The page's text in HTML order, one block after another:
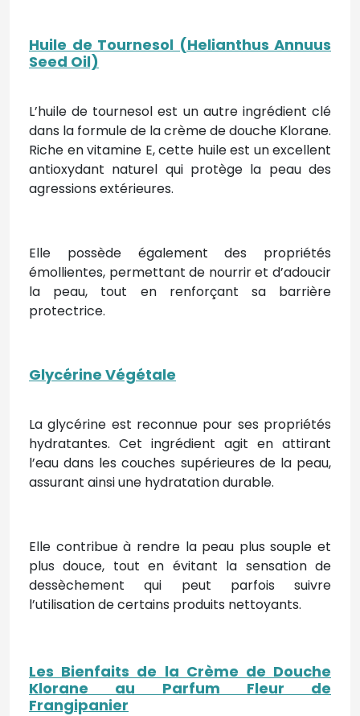
Huile de Tournesol (Helianthus Annuus
Seed Oil)
L’huile de tournesol est un autre ingrédient clé
dans la formule de la crème de douche Klorane.
Riche en vitamine E, cette huile est un excellent
antioxydant naturel qui protège la peau des
agressions extérieures.
Elle possède également des propriétés
émollientes, permettant de nourrir et d’adoucir
la peau, tout en renforçant sa barrière
protectrice.
Glycérine Végétale
La glycérine est reconnue pour ses propriétés
hydratantes. Cet ingrédient agit en attirant
l’eau dans les couches supérieures de la peau,
assurant ainsi une hydratation durable.
Elle contribue à rendre la peau plus souple et
plus douce, tout en évitant la sensation de
dessèchement qui peut parfois suivre
l’utilisation de certains produits nettoyants.
Les Bienfaits de la Crème de Douche
Klorane au Parfum Fleur de
Frangipanier